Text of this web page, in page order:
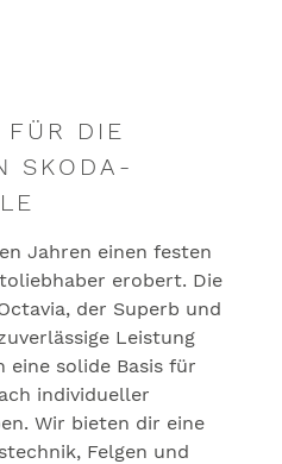
DIE
SKODA-
Jahren einen festen
erobert. Die
der Superb und
Leistung
eine solide Basis für
individueller
Wir bieten dir eine
Felgen und